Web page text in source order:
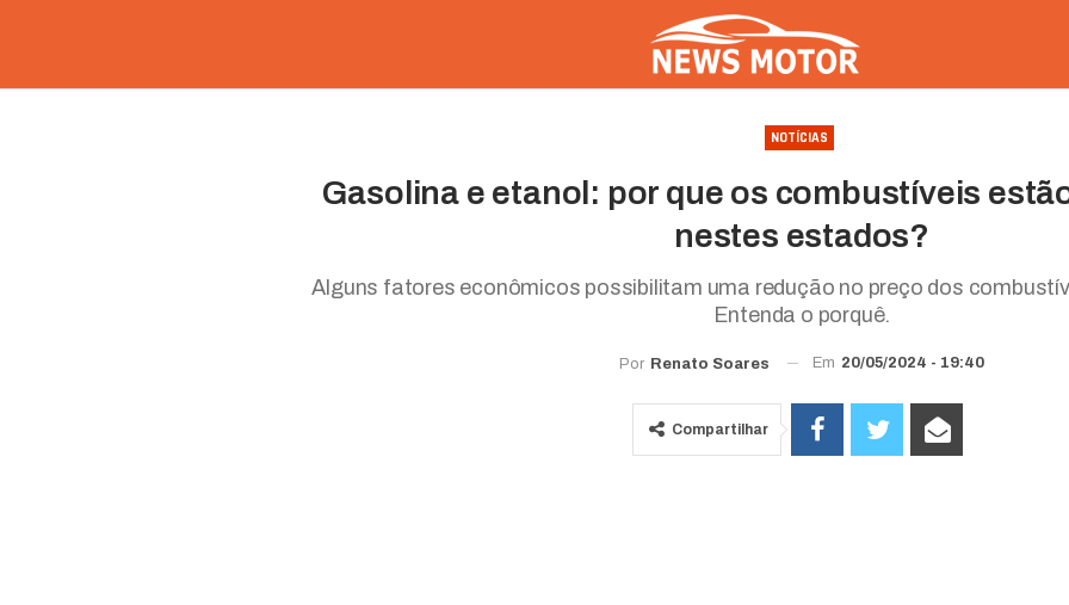
NOTÍCIAS
Gasolina e etanol: por que os combustíveis
nestes estados?
Alguns fatores econômicos possibilitam uma redução no preço dos
Entenda o porquê.
Por Renato Soares Em 20/05/2024 - 19:40
Compartilhar